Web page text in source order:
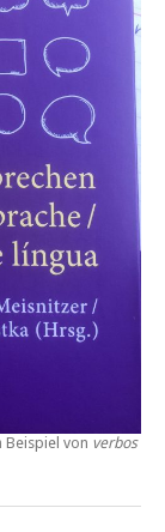
Beispiel von verbos